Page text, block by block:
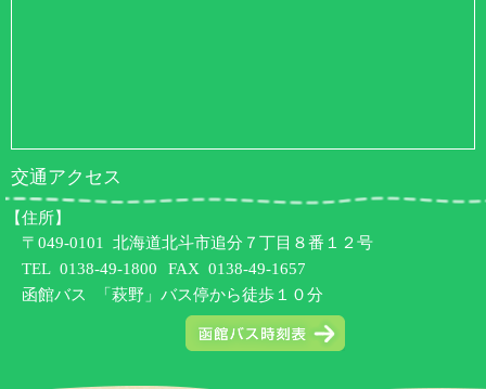
交通アクセス
【住所】
〒049-0101 北海道北斗市追分７丁目８番１２号
TEL 0138-49-1800
FAX 0138-49-1657
函館バス 「萩野」バス停から徒歩１０分